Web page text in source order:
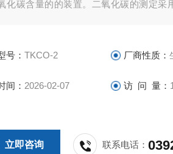
化碳含量的的装置。二氧化碳的测定采
号：TKCO-2 厂商性质：
间： 2026-02-07 访 问 量：
立即咨询 联系电话：